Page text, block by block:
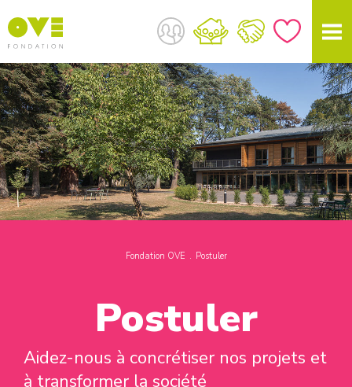
Fondation OVE Postuler
Postuler
Aidez-nous à concrétiser nos projets et
à transformer la société